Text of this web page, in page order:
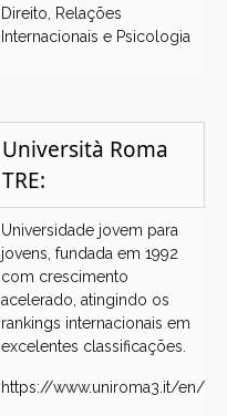
Direito, Relações
Internacionais e Psicologia
Università Roma
TRE:
Universidade jovem para
jovens, fundada em 1992
com crescimento
acelerado, atingindo os
rankings internacionais em
excelentes classificações.
https://www.uniroma3.it/en/